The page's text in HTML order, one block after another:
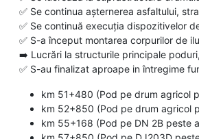
✅ Se continua așternerea asfaltului,
✅ Se continuă execuția dispozitivelor
✅ S-a început montarea corpurilor de
➡️ Lucrări la structurile principale
✅ S-au finalizat aproape in întregime
km 51+480 (Pod pe drum agricol
km 52+850 (Pod pe drum agricol
km 55+168 (Pod pe DN 2B peste